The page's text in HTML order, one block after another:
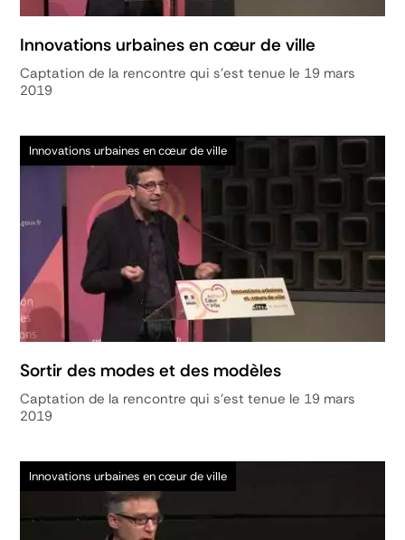
Innovations urbaines en cœur de ville
Captation de la rencontre qui s'est tenue le 19 mars
2019
Innovations urbaines en cœur de ville
Sortir des modes et des modèles
Captation de la rencontre qui s'est tenue le 19 mars
2019
Innovations urbaines en cœur de ville